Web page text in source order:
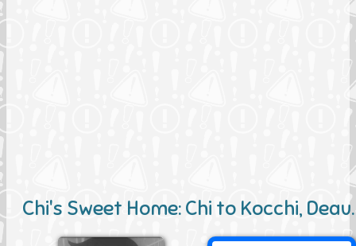
Chi's Sweet Home: Chi to Kocchi, Deau.